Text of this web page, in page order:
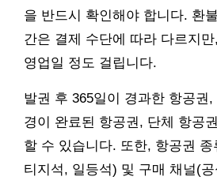
을 반드시 확인해야 합니다. 환
간은 결제 수단에 따라 다르지
영업일 정도 걸립니다.
발권 후 365일이 경과한 항공권
경이 완료된 항공권, 단체 항공
할 수 있습니다. 또한, 항공권
티지석, 일등석) 및 구매 채널(